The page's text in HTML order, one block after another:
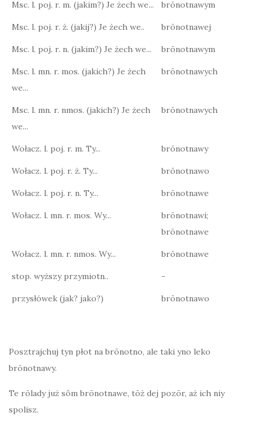
Msc. l. poj. r. m. (jakim?) Je żech we... brōnotnawym
Msc. l. poj. r. ż. (jakij?) Je żech we.. brōnotnawej
Msc. l. poj. r. n. (jakim?) Je żech we... brōnotnawym
Msc. l. mn. r. mos. (jakich?) Je żech
we...
brōnotnawych
Msc. l. mn. r. nmos. (jakich?) Je żech
we...
brōnotnawych
Wołacz. l. poj. r. m. Ty... brōnotnawy
Wołacz. l. poj. r. ż. Ty... brōnotnawo
Wołacz. l. poj. r. n. Ty... brōnotnawe
Wołacz. l. mn. r. mos. Wy...
brōnotnawi;
brōnotnawe
Wołacz. l. mn. r. nmos. Wy... brōnotnawe
stop. wyższy przymiotn.. -
przysłówek (jak? jako?) brōnotnawo
Posztrajchuj tyn płot na brōnotno, ale taki yno leko
brōnotnawy.
Te rōlady już sôm brōnotnawe, tōż dej pozōr, aż ich niy
spolisz.